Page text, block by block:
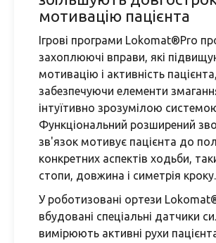
мотивацію пацієнта
Ігрові програми Lokomat®Pro
захоплюючі вправи, які
мотивацію і активність пацієнта,
забезпечуючи елементи
інтуїтивно зрозумілою
Функціональний розширений
зв'язок мотивує пацієнта до
конкретних аспектів ходьби,
стопи, довжина і симетрія кроку.
У роботизовані ортези
вбудовані спеціальні датчики
вимірюють активні рухи